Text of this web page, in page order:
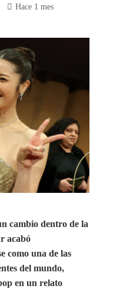
Hace 1 mes
cambio dentro de la
acabó
como una de las
del mundo,
en un relato